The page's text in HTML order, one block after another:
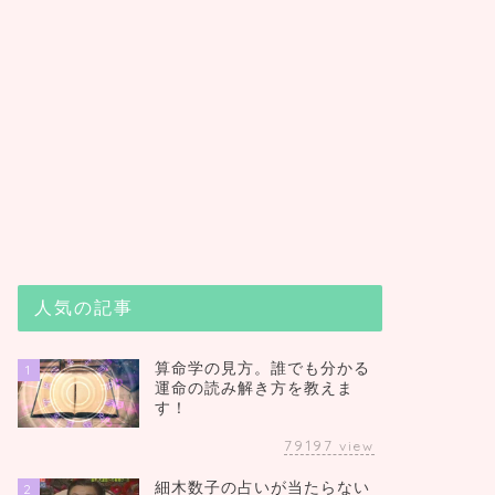
人気の記事
1
算命学の見方。誰でも分かる
運命の読み解き方を教えま
す！
79197 view
2 細木数子の占いが当たらない